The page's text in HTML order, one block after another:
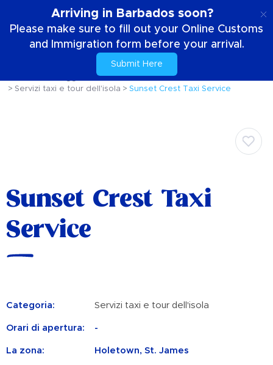
Arriving in Barbados soon?
Please make sure to fill out your Online Customs
and Immigration form before your arrival.
Submit Here
Muoversi sull'isola
Servizi taxi e tour dell'isola
Sunset Crest Taxi Service
Sunset Crest Taxi
Service
Categoria: Servizi taxi e tour dell'isola
Orari di apertura: -
La zona: Holetown, St. James